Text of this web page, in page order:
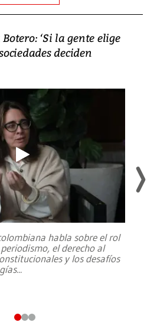
‘Si la gente elige
deciden
habla sobre el rol
el derecho al
y los desafíos
...